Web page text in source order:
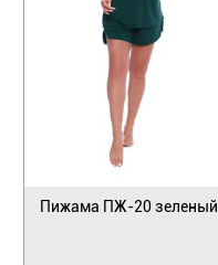
Пижама ПЖ-20 зеленый